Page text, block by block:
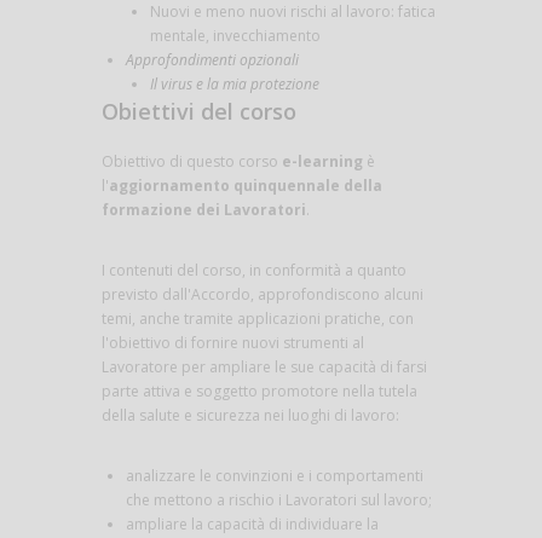
Nuovi e meno nuovi rischi al lavoro: fatica
mentale, invecchiamento
Approfondimenti opzionali
Il virus e la mia protezione
Obiettivi del corso
Obiettivo di questo corso e-learning è
l'aggiornamento quinquennale della
formazione dei Lavoratori.
I contenuti del corso, in conformità a quanto
previsto dall'Accordo, approfondiscono alcuni
temi, anche tramite applicazioni pratiche, con
l'obiettivo di fornire nuovi strumenti al
Lavoratore per ampliare le sue capacità di farsi
parte attiva e soggetto promotore nella tutela
della salute e sicurezza nei luoghi di lavoro:
analizzare le convinzioni e i comportamenti
che mettono a rischio i Lavoratori sul lavoro;
ampliare la capacità di individuare la